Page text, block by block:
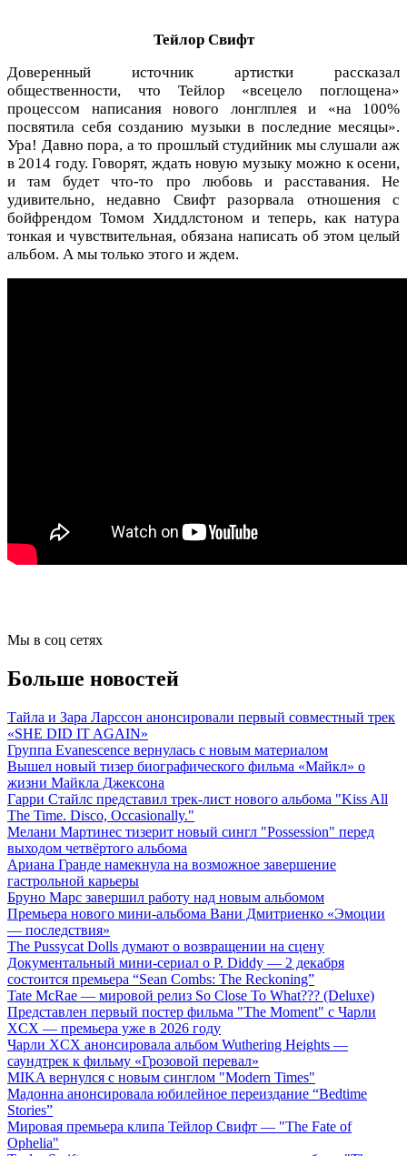
Тейлор Свифт
Доверенный источник артистки рассказал
общественности, что Тейлор «всецело поглощена»
процессом написания нового лонглплея и «на 100%
посвятила себя созданию музыки в последние месяцы».
Ура! Давно пора, а то прошлый студийник мы слушали аж
в 2014 году. Говорят, ждать новую музыку можно к осени,
и там будет что-то про любовь и расставания. Не
удивительно, недавно Свифт разорвала отношения с
бойфрендом Томом Хиддлстоном и теперь, как натура
тонкая и чувствительная, обязана написать об этом целый
альбом. А мы только этого и ждем.
Мы в соц сетях
Больше новостей
Тайла и Зара Ларссон анонсировали первый совместный трек
«SHE DID IT AGAIN»
Группа Evanescence вернулась с новым материалом
Вышел новый тизер биографического фильма «Майкл» о
жизни Майкла Джексона
Гарри Стайлс представил трек-лист нового альбома "Kiss All
The Time. Disco, Occasionally."
Мелани Мартинес тизерит новый сингл "Possession" перед
выходом четвёртого альбома
Ариана Гранде намекнула на возможное завершение
гастрольной карьеры
Бруно Марс завершил работу над новым альбомом
Премьера нового мини-альбома Вани Дмитриенко «Эмоции
— последствия»
The Pussycat Dolls думают о возвращении на сцену
Документальный мини-сериал о P. Diddy — 2 декабря
состоится премьера “Sean Combs: The Reckoning”
Tate McRae — мировой релиз So Close To What??? (Deluxe)
Представлен первый постер фильма "The Moment" с Чарли
XCX — премьера уже в 2026 году
Чарли XCX анонсировала альбом Wuthering Heights —
саундтрек к фильму «Грозовой перевал»
MIKA вернулся с новым синглом "Modern Times"
Мадонна анонсировала юбилейное переиздание “Bedtime
Stories”
Мировая премьера клипа Тейлор Свифт — "The Fate of
Ophelia"